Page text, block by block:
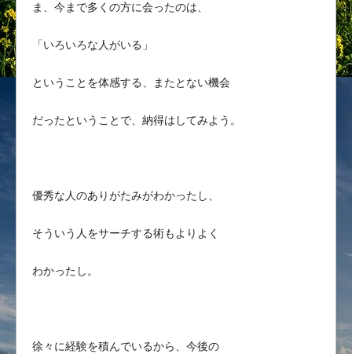
ま、今まで多くの方に会ったのは、
「いろいろな人がいる」
ということを体感する、またとない機会
だったということで、納得はしてみよう。
優秀な人のありがたみがわかったし、
そういう人をサーチする術もよりよく
わかったし。
徐々に経験を積んでいるから、今後の